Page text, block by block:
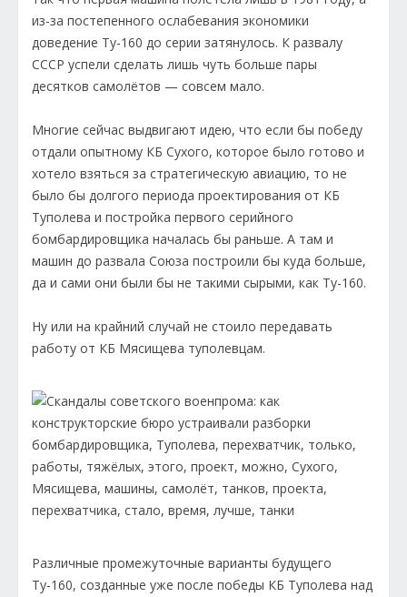
из-за постепенного ослабевания экономики
доведение Ту-160 до серии затянулось. К развалу
СССР успели сделать лишь чуть больше пары
десятков самолётов — совсем мало.
Многие сейчас выдвигают идею, что если бы победу
отдали опытному КБ Сухого, которое было готово и
хотело взяться за стратегическую авиацию, то не
было бы долгого периода проектирования от КБ
Туполева и постройка первого серийного
бомбардировщика началась бы раньше. А там и
машин до развала Союза построили бы куда больше,
да и сами они были бы не такими сырыми, как Ту-160.
Ну или на крайний случай не стоило передавать
работу от КБ Мясищева туполевцам.
Различные промежуточные варианты будущего
Ту-160, созданные уже после победы КБ Туполева над